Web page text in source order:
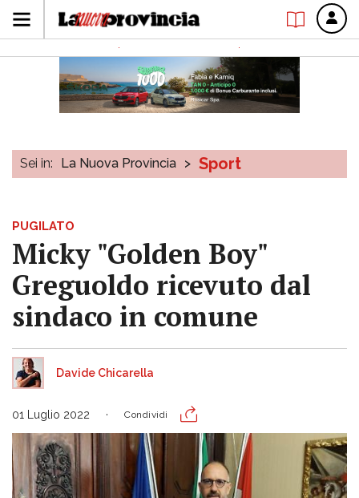
Sei in: La Nuova Provincia > Sport
PUGILATO
Micky "Golden Boy"
Greguoldo ricevuto dal
sindaco in comune
Davide Chicarella
01 Luglio 2022 Condividi